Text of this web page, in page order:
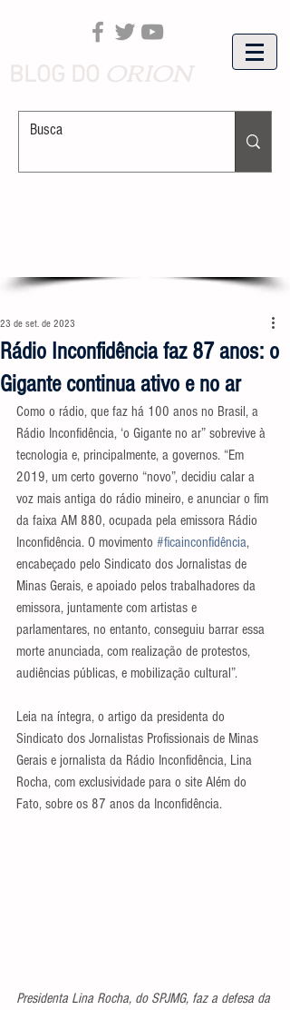
Rádio Inconfidência faz 87 anos: o
Gigante continua ativo e no ar
23 de set. de 2023
Como o rádio, que faz há 100 anos no Brasil, a
Rádio Inconfidência, ‘o Gigante no ar” sobrevive à
tecnologia e, principalmente, a governos. “Em
2019, um certo governo “novo”, decidiu calar a
voz mais antiga do rádio mineiro, e anunciar o fim
da faixa AM 880, ocupada pela emissora Rádio
Inconfidência. O movimento #ficainconfidência,
encabeçado pelo Sindicato dos Jornalistas de
Minas Gerais, e apoiado pelos trabalhadores da
emissora, juntamente com artistas e
parlamentares, no entanto, conseguiu barrar essa
morte anunciada, com realização de protestos,
audiências públicas, e mobilização cultural”.
Leia na íntegra, o artigo da presidenta do
Sindicato dos Jornalistas Profissionais de Minas
Gerais e jornalista da Rádio Inconfidência, Lina
Rocha, com exclusividade para o site Além do
Fato, sobre os 87 anos da Inconfidência.
Presidenta Lina Rocha, do SPJMG, faz a defesa da